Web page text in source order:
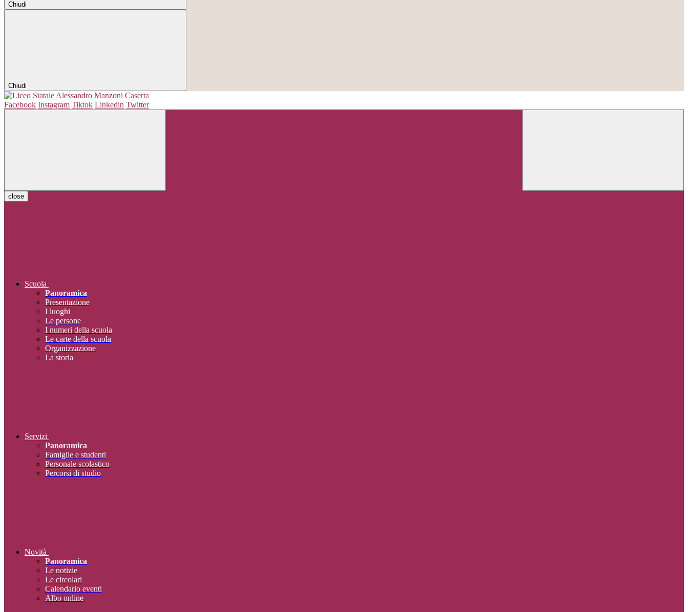
Chiudi
Chiudi
Facebook Instagram Tiktok Linkedin Twitter
close
Scuola
Panoramica
Presentazione
I luoghi
Le persone
I numeri della scuola
Le carte della scuola
Organizzazione
La storia
Servizi
Panoramica
Famiglie e studenti
Personale scolastico
Percorsi di studio
Novità
Panoramica
Le notizie
Le circolari
Calendario eventi
Albo online